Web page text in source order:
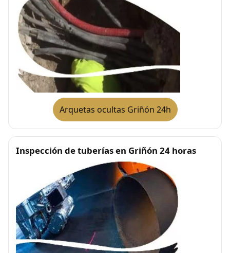
Arquetas ocultas Griñón 24h
Inspección de tuberías en Griñón 24 horas